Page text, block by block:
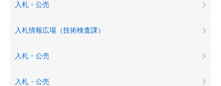
入札・公売
入札情報広場（技術検査課）
入札・公売
入札・公売